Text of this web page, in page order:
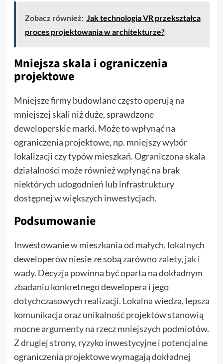
Zobacz również: Jak technologia VR przekształca
proces projektowania w architekturze?
Mniejsza skala i ograniczenia
projektowe
Mniejsze firmy budowlane często operują na
mniejszej skali niż duże, sprawdzone
deweloperskie marki. Może to wpłynąć na
ograniczenia projektowe, np. mniejszy wybór
lokalizacji czy typów mieszkań. Ograniczona skala
działalności może również wpłynąć na brak
niektórych udogodnień lub infrastruktury
dostępnej w większych inwestycjach.
Podsumowanie
Inwestowanie w mieszkania od małych, lokalnych
deweloperów niesie ze sobą zarówno zalety, jak i
wady. Decyzja powinna być oparta na dokładnym
zbadaniu konkretnego dewelopera i jego
dotychczasowych realizacji. Lokalna wiedza, lepsza
komunikacja oraz unikalność projektów stanowią
mocne argumenty na rzecz mniejszych podmiotów.
Z drugiej strony, ryzyko inwestycyjne i potencjalne
ograniczenia projektowe wymagają dokładnej